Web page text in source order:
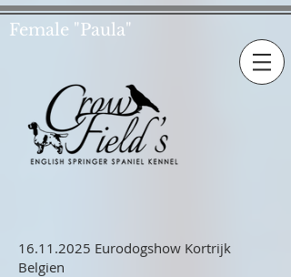
Female "Paula"
16.11.2025 Eurodogshow Kortrijk
Belgien